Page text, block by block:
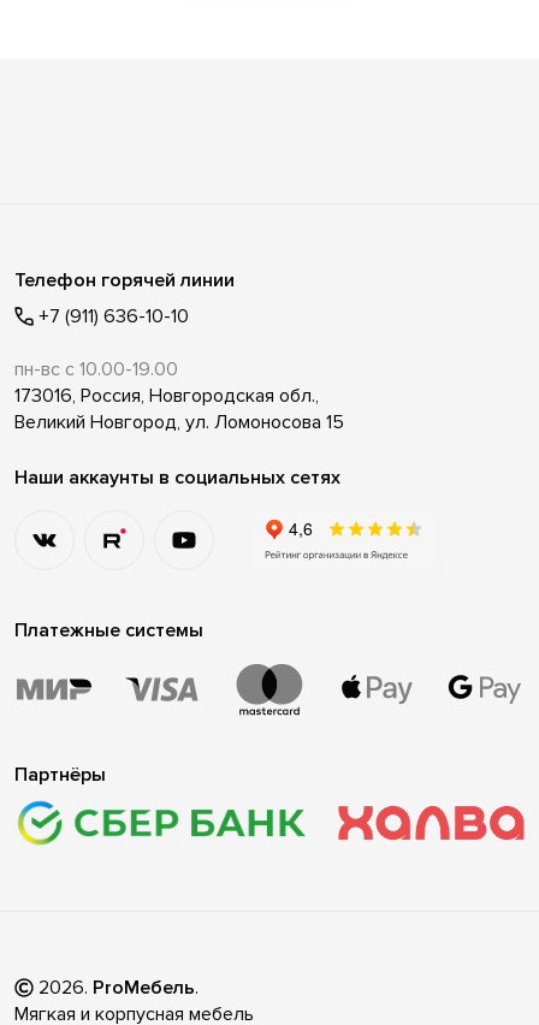
Телефон горячей линии
+7 (911) 636-10-10
пн-вс с 10.00-19.00
173016, Россия, Новгородская обл.,
Великий Новгород, ул. Ломоносова 15
Наши аккаунты в социальных сетях
Платежные системы
Партнёры
2026. ProМебель.
Мягкая и корпусная мебель